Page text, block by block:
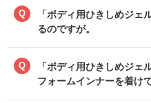
Q
「ボディ用ひきしめジェ
るのですが。
Q
「ボディ用ひきしめジェ
フォームインナーを着け